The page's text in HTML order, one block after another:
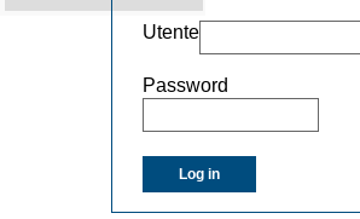
Utente
Password
Log in